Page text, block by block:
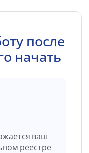
после
начать
ваш
реестре.